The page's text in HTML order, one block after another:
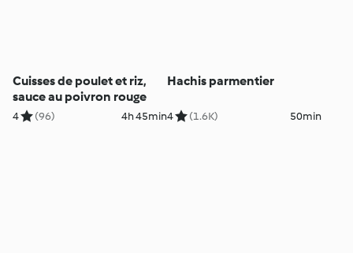
Cuisses de poulet et riz,
sauce au poivron rouge
4 (96) 4h 45min
Hachis parmentier
4 (1.6K) 50min